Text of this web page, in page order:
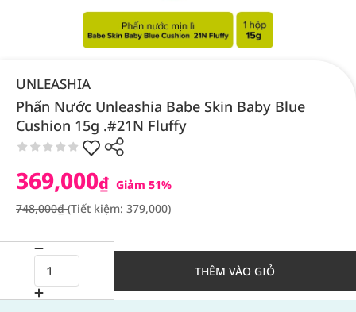
UNLEASHIA
Phấn Nước Unleashia Babe Skin Baby Blue
Cushion 15g .#21N Fluffy
369,000₫ Giảm 51%
748,000₫(Tiết kiệm: 379,000)
THÊM VÀO GIỎ